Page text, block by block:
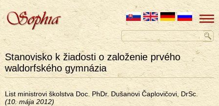
Stanovisko k žiadosti o založenie prvého
waldorfského gymnázia
List ministrovi školstva Doc. PhDr. Dušanovi Čaplovičovi, DrSc.
(10. mája 2012)